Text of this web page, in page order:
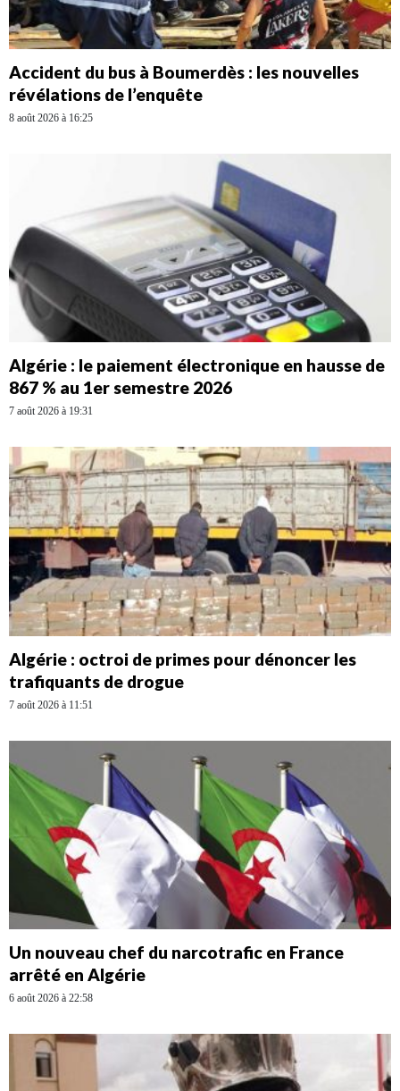
Accident du bus à Boumerdès : les nouvelles
révélations de l’enquête
8 août 2026 à 16:25
Algérie : le paiement électronique en hausse de
867 % au 1er semestre 2026
7 août 2026 à 19:31
Algérie : octroi de primes pour dénoncer les
trafiquants de drogue
7 août 2026 à 11:51
Un nouveau chef du narcotrafic en France
arrêté en Algérie
6 août 2026 à 22:58